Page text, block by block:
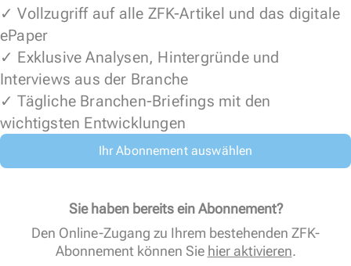
✓ Vollzugriff auf alle ZFK-Artikel und das digitale
ePaper
✓ Exklusive Analysen, Hintergründe und
Interviews aus der Branche
✓ Tägliche Branchen-Briefings mit den
wichtigsten Entwicklungen
Ihr Abonnement auswählen
Sie haben bereits ein Abonnement?
Den Online-Zugang zu Ihrem bestehenden ZFK-
Abonnement können Sie hier aktivieren.